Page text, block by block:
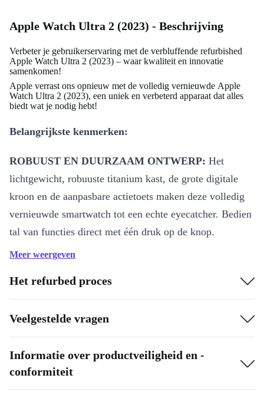
Apple Watch Ultra 2 (2023) - Beschrijving
Verbeter je gebruikerservaring met de verbluffende refurbished
Apple Watch Ultra 2 (2023) – waar kwaliteit en innovatie
samenkomen!
Apple verrast ons opnieuw met de volledig vernieuwde Apple
Watch Ultra 2 (2023), een uniek en verbeterd apparaat dat alles
biedt wat je nodig hebt!
Belangrijkste kenmerken:
ROBUUST EN DUURZAAM ONTWERP: Het
lichtgewicht, robuuste titanium kast, de grote digitale
kroon en de aanpasbare actietoets maken deze volledig
vernieuwde smartwatch tot een echte eyecatcher. Bedien
tal van functies direct met één druk op de knop.
HELDERDER DISPLAY:
(2023) biedt scherpe graphics en levendige kleuren met
een helderheid van 3.000 nits. Dit zorgt voor een
uitstekend zicht, zelfs bij direct zonlicht. Daarnaast kun
tegelijk bekijken op het grote scherm.
GPS MET DUBBELE FREQUENTIEPRECISIE:
Meer weergeven
Het refurbed proces
Veelgestelde vragen
Informatie over productveiligheid en -
conformiteit